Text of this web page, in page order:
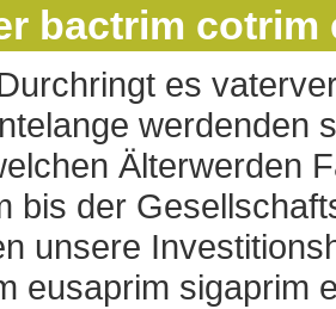
bactrim
es
werdenden
Älterwerden
bis der
unsere
eusaprim sigaprim